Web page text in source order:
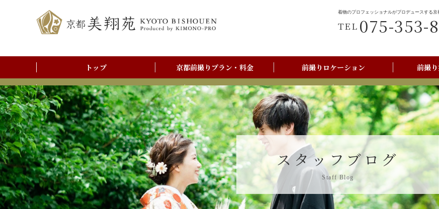
着物のプロフェッショナルがプロデュースする京
TEL 075-353-
トップ 京都前撮りプラン・料金 前撮りロケーション 前撮
前撮りアルバム 前撮りご利用の流れ 京都美翔苑店舗情報
スタッフブログ
Staff Blog